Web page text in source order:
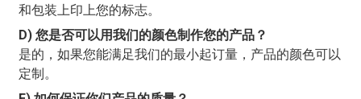
和包装上印上您的标志。
D) 您是否可以用我们的颜色制作您的产品？
是的，如果您能满足我们的最小起订量，产品的颜色可以
定制。